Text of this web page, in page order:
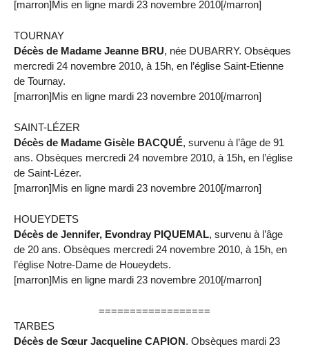
[marron]Mis en ligne mardi 23 novembre 2010[/marron]
TOURNAY
Décès de Madame Jeanne BRU, née DUBARRY. Obsèques
mercredi 24 novembre 2010, à 15h, en l’église Saint-Etienne
de Tournay.
[marron]Mis en ligne mardi 23 novembre 2010[/marron]
SAINT-LÉZER
Décès de Madame Gisèle BACQUÉ, survenu à l’âge de 91
ans. Obsèques mercredi 24 novembre 2010, à 15h, en l’église
de Saint-Lézer.
[marron]Mis en ligne mardi 23 novembre 2010[/marron]
HOUEYDETS
Décès de Jennifer, Evondray PIQUEMAL, survenu à l’âge
de 20 ans. Obsèques mercredi 24 novembre 2010, à 15h, en
l’église Notre-Dame de Houeydets.
[marron]Mis en ligne mardi 23 novembre 2010[/marron]
==================
TARBES
Décès de Sœur Jacqueline CAPION. Obsèques mardi 23